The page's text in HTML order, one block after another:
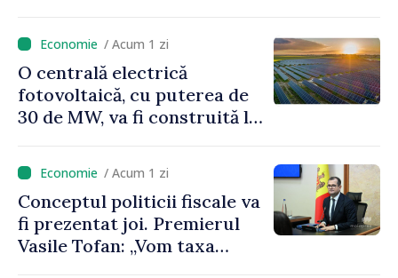
mari, trebuie să
economisim”/ Acum 1 zi
O centrală electrică
fotovoltaică, cu puterea de
30 de MW, va fi construită la
/ Acum 1 zi
Conceptul politicii fiscale va
fi prezentat joi. Premierul
Vasile Tofan: „Vom taxa